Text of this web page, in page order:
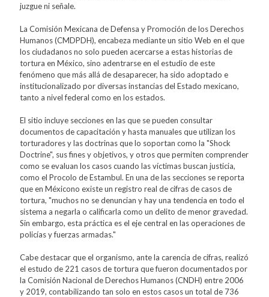
juzgue ni señale.
La Comisión Mexicana de Defensa y Promoción de los Derechos
Humanos (CMDPDH), encabeza mediante un sitio Web en el que
los ciudadanos no solo pueden acercarse a estas historias de
tortura en México, sino adentrarse en el estudio de este
fenómeno que más allá de desaparecer, ha sido adoptado e
institucionalizado por diversas instancias del Estado mexicano,
tanto a nivel federal como en los estados.
El sitio incluye secciones en las que se pueden consultar
documentos de capacitación y hasta manuales que utilizan los
torturadores y las doctrinas que lo soportan como la "Shock
Doctrine", sus fines y objetivos, y otros que permiten comprender
como se evaluan los casos cuando las víctimas buscan justicia,
como el Procolo de Estambul. En una de las secciones se reporta
que en Méxicono existe un registro real de cifras de casos de
tortura, "muchos no se denuncian y hay una tendencia en todo el
sistema a negarla o calificarla como un delito de menor gravedad.
Sin embargo, esta práctica es el eje central en las operaciones de
policías y fuerzas armadas."
Cabe destacar que el organismo, ante la carencia de cifras, realizó
el estudo de 221 casos de tortura que fueron documentados por
la Comisión Nacional de Derechos Humanos (CNDH) entre 2006
y 2019, contabilizando tan solo en estos casos un total de 736